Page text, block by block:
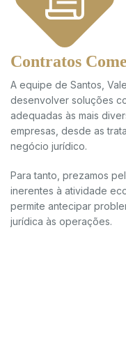
Contratos
A equipe de Santos,
desenvolver soluções
adequadas às mais
empresas, desde as
negócio jurídico.
Para tanto, prezamos
inerentes à atividade
permite antecipar
jurídica às operações.